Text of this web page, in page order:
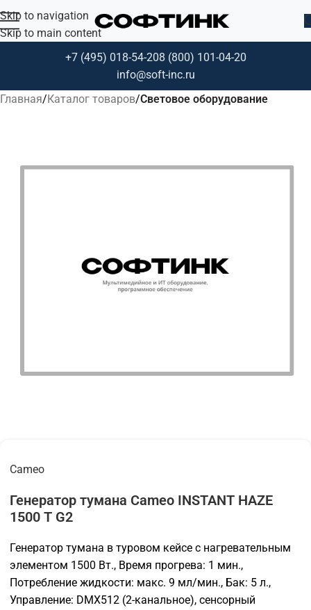
Skip to navigation
Skip to main content
+7 (495) 018-54-208 (800) 101-04-20
info@soft-inc.ru
Главная Каталог товаров Световое оборудование
Cameo
Генератор тумана Cameo INSTANT HAZE
1500 T G2
Генератор тумана в туровом кейсе с нагревательным
элементом 1500 Вт., Время прогрева: 1 мин.,
Потребление жидкости: макс. 9 мл/мин., Бак: 5 л.,
Управление: DMX512 (2-канальное), сенсорный